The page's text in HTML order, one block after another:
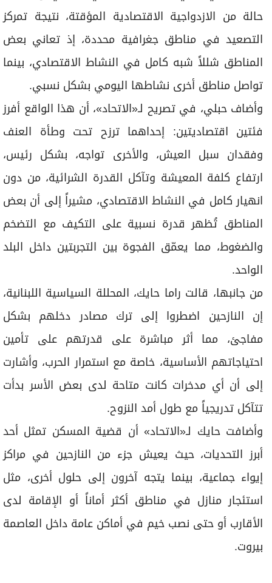
حالة من الازدواجية الاقتصادية المؤقتة، نتيجة تمركز
التصعيد في مناطق جغرافية محددة، إذ تعاني بعض
المناطق شللاً شبه كامل في النشاط الاقتصادي، بينما
تواصل مناطق أخرى نشاطها اليومي بشكل نسبي.
وأضاف حبلي، في تصريح لـ«الاتحاد»، أن هذا الواقع أفرز
فئتين اقتصاديتين: إحداهما ترزح تحت وطأة العنف
وفقدان سبل العيش، والأخرى تواجه، بشكل رئيس،
ارتفاع كلفة المعيشة وتآكل القدرة الشرائية، من دون
انهيار كامل في النشاط الاقتصادي، مشيراً إلى أن بعض
المناطق تُظهر قدرة نسبية على التكيف مع التضخم
والضغوط، مما يعمّق الفجوة بين التجربتين داخل البلد
الواحد.
من جانبها، قالت راما حايك، المحللة السياسية اللبنانية،
إن النازحين اضطروا إلى ترك مصادر دخلهم بشكل
مفاجئ، مما أثر مباشرة على قدرتهم على تأمين
احتياجاتهم الأساسية، خاصة مع استمرار الحرب، وأشارت
إلى أن أي مدخرات كانت متاحة لدى بعض الأسر بدأت
تتآكل تدريجياً مع طول أمد النزوح.
وأضافت حايك لـ«الاتحاد» أن قضية المسكن تمثل أحد
أبرز التحديات، حيث يعيش جزء من النازحين في مراكز
إيواء جماعية، بينما يتجه آخرون إلى حلول أخرى، مثل
استئجار منازل في مناطق أكثر أماناً أو الإقامة لدى
الأقارب أو حتى نصب خيم في أماكن عامة داخل العاصمة
بيروت.